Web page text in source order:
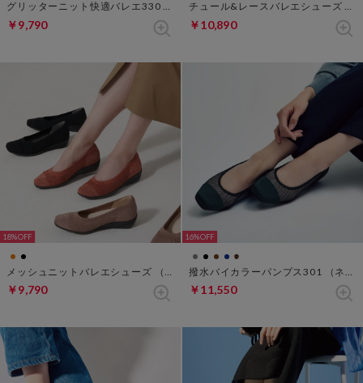
￥9,790 ￥10,890
18%
￥9,790
16%
￥11,550